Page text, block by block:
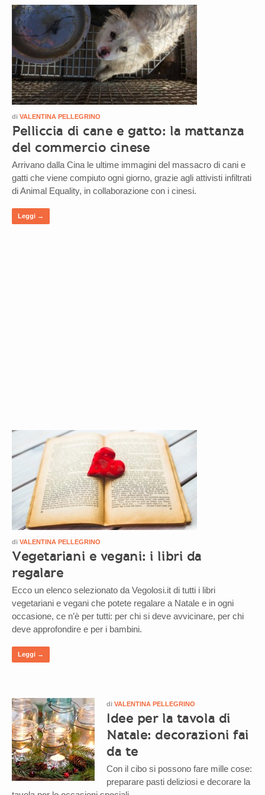
di VALENTINA PELLEGRINO
Pelliccia di cane e gatto: la mattanza
del commercio cinese
Arrivano dalla Cina le ultime immagini del massacro di cani e
gatti che viene compiuto ogni giorno, grazie agli attivisti infiltrati
di Animal Equality, in collaborazione con i cinesi.
Leggi →
di VALENTINA PELLEGRINO
Vegetariani e vegani: i libri da
regalare
Ecco un elenco selezionato da Vegolosi.it di tutti i libri
vegetariani e vegani che potete regalare a Natale e in ogni
occasione, ce n’è per tutti: per chi si deve avvicinare, per chi
deve approfondire e per i bambini.
Leggi →
di VALENTINA PELLEGRINO
Idee per la tavola di
Natale: decorazioni fai
da te
Con il cibo si possono fare mille cose:
preparare pasti deliziosi e decorare la